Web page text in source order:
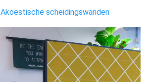
Akoestische scheidingswanden